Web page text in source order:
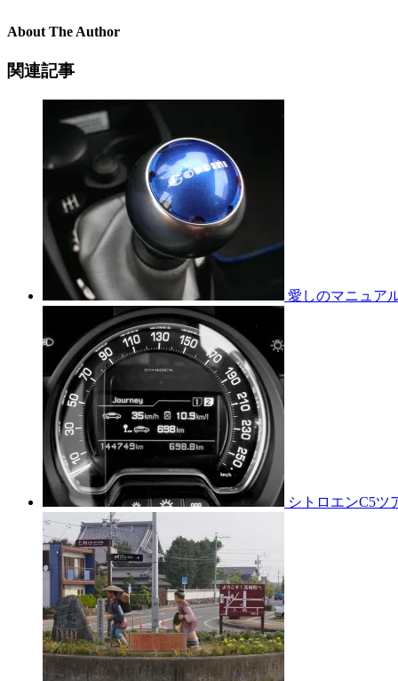
About The Author
関連記事
愛しのマニュア
シトロエンC5